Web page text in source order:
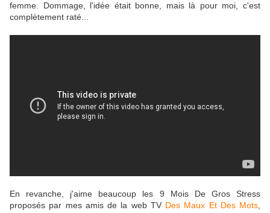
femme. Dommage, l'idée était bonne, mais là pour moi, c'est
complètement raté...
En revanche, j'aime beaucoup les 9 Mois De Gros Stress
proposés par mes amis de la web TV Des Maux Et Des Mots